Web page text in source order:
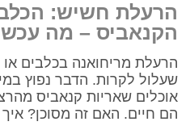
הרעלת חשיש:
הקנאביס – מה
הרעלת מריחואנה בכלבים
שעלול לקרות. הדבר נפוץ
אוכלים שאריות קנאביס
הם חיים. האם זה מסוכן?